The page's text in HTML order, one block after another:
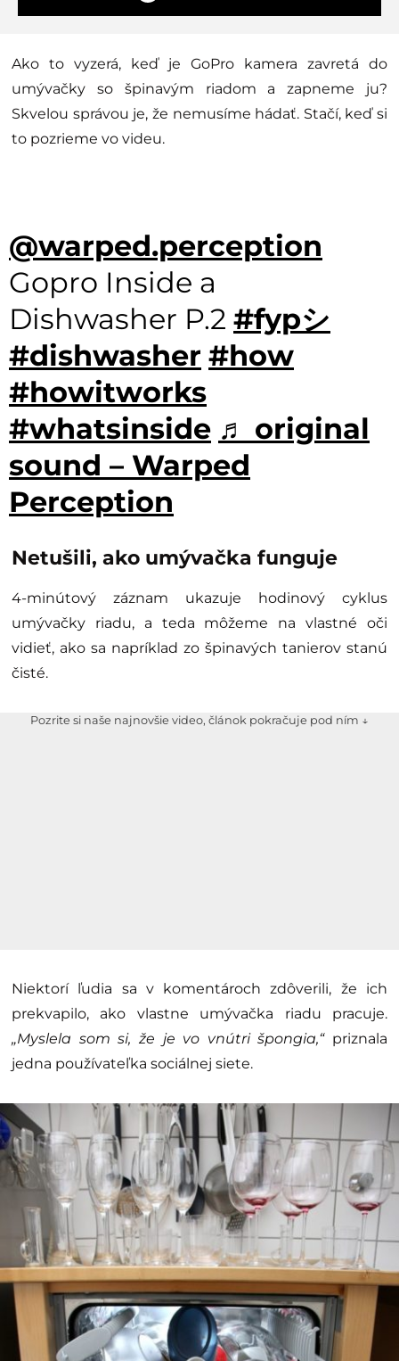
Ako to vyzerá, keď je GoPro kamera zavretá do
umývačky so špinavým riadom a zapneme ju?
Skvelou správou je, že nemusíme hádať. Stačí, keď si
to pozrieme vo videu.
@warped.perception
Gopro Inside a
Dishwasher P.2 #fypシ
#dishwasher #how
#howitworks
#whatsinside ♬ original
sound – Warped
Perception
Netušili, ako umývačka funguje
4-minútový záznam ukazuje hodinový cyklus
umývačky riadu, a teda môžeme na vlastné oči
vidieť, ako sa napríklad zo špinavých tanierov stanú
čisté.
Pozrite si naše najnovšie video, článok pokračuje pod ním ↓
Niektorí ľudia sa v komentároch zdôverili, že ich
prekvapilo, ako vlastne umývačka riadu pracuje.
„Myslela som si, že je vo vnútri špongia,“priznala
jedna používateľka sociálnej siete.